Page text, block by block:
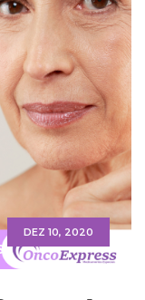
DEZ 10, 2020